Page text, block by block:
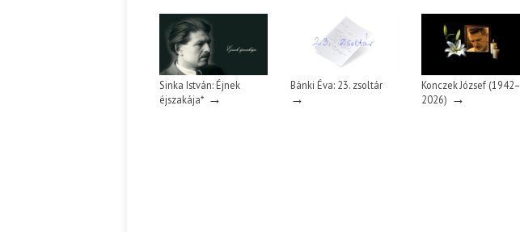
Sinka István: Éjnek
éjszakája* →
Bánki Éva: 23. zsoltár
→
Konczek József (1942–
2026) →